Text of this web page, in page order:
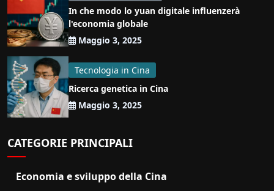
In che modo lo yuan digitale influenzerà
l'economia globale
Maggio 3, 2025
Tecnologia in Cina
Ricerca genetica in Cina
Maggio 3, 2025
CATEGORIE PRINCIPALI
Economia e sviluppo della Cina